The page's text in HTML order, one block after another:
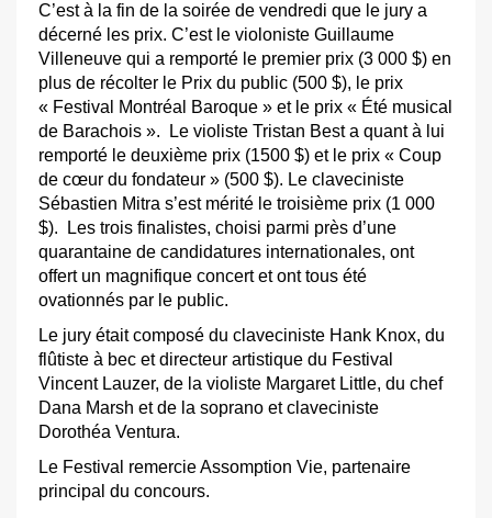
C’est à la fin de la soirée de vendredi que le jury a
décerné les prix. C’est le violoniste Guillaume
Villeneuve qui a remporté le premier prix (3 000 $) en
plus de récolter le Prix du public (500 $), le prix
« Festival Montréal Baroque » et le prix « Été musical
de Barachois ». Le violiste Tristan Best a quant à lui
remporté le deuxième prix (1500 $) et le prix « Coup
de cœur du fondateur » (500 $). Le claveciniste
Sébastien Mitra s’est mérité le troisième prix (1 000
$). Les trois finalistes, choisi parmi près d’une
quarantaine de candidatures internationales, ont
offert un magnifique concert et ont tous été
ovationnés par le public.
Le jury était composé du claveciniste Hank Knox, du
flûtiste à bec et directeur artistique du Festival
Vincent Lauzer, de la violiste Margaret Little, du chef
Dana Marsh et de la soprano et claveciniste
Dorothéa Ventura.
Le Festival remercie Assomption Vie, partenaire
principal du concours.